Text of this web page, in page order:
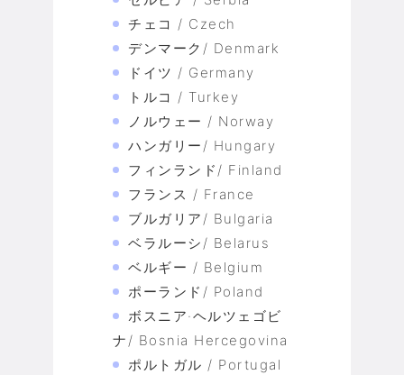
チェコ / Czech
デンマーク/ Denmark
ドイツ / Germany
トルコ / Turkey
ノルウェー / Norway
ハンガリー/ Hungary
フィンランド/ Finland
フランス / France
ブルガリア/ Bulgaria
ベラルーシ/ Belarus
ベルギー / Belgium
ポーランド/ Poland
ボスニア·ヘルツェゴビ
ナ/ Bosnia Hercegovina
ポルトガル / Portugal